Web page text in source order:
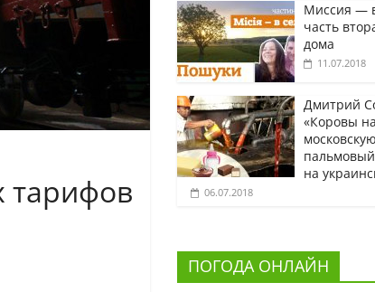
тарифов
Миссия —
часть
дома
11.07.2018
Дмитрий
«Коровы на
на
06.07.2018
ПОГОДА ОНЛАЙН